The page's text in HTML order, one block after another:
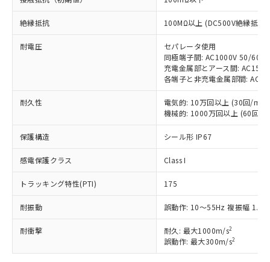
絶縁抵抗 100MΩ以上 (DC500V絶縁抵抗
耐電圧
セパレータ使用
同極端子間: AC1000V 50/
充電金属部とアース間:
各端子と非充電金属部間:
耐久性
電気的: 10万回以上 (30回/min)
機械的: 1000万回以上 (60回/
保護構造 シール形 IP67
感電保護クラス Class I
トラッキング特性(PTI) 175
耐振動 誤動作: 10～55Hz 複振幅
耐衝撃 耐久: 最大1000m/s2
誤動作: 最大300m/s2
本サービスは、当社制御機器事業取扱
商品の当社在庫状況および標準価格
当社制御機器事業取扱商品の中には、
本サービスの対象外となる商品もある
ことをご了承ください。
在庫状況および標準価格照会結果は、
記載している更新日時点での社内デー
タに基づき作成されるものであり、閲
覧された時点での実際の在庫および標
了承ください。
正式な納期状況および標準価格はお客
様のお取引先、またはお客様担当のオ
ムロン制御機器販売店・当社販売員に
オムロン制御機器販売店や当社販売拠
販売ネットワーク
」をご確認
ください。
調査・確認中：EU RoHS指令（10物質）の
非含有の対応状況を調査中または確認中の
非該当品：ライセンス料など無形物で、有
害物質有無と関係のない商品です。
仕入先様の事情により、非含有部品として
いたものが、含有品と判明した場合などや
むを得ず変更することがあります。
鉛(Pb) 1000ppm以下、 水銀(Hg) 1000ppm以下、 カド
ミウム(Cd) 100ppm以下、
六価クロム(Cr(Ⅵ)) 1000ppm以下、ポリ臭化ビフェニル
類(PBB) 1000ppm以下、ポリ臭化ジフェニルエーテル類
ルベンジル（BBP） 1000ppm以下、フタル酸ジブチル
（DBP） 1000ppm以下、フタル酸ジイソブチル
但し、RoHS指令で産業用監視および制御機器に対する
フタル酸エステル類の４物質については閾値を超える意
図的な使用がないことを確認しています。
※1 中国RoHS○×表
「○」：最大均質材料含有率が中国RoHSの
基準値以下であることを示します。
「×」：最大均質材料含有率が中国RoHSの
基準値を超えていることを示します。
*中国RoHS10物質の基準値 (GB/T26572)：
Pb(鉛) :1000ppm、 Hg(水銀) : 1000ppm、 Cd(カドミウ
Cr(Ⅵ)(六価クロム) : 1000ppm、 PBBs(ポリ臭化ビフェ
ニル類) : 1000ppm、 PBDEs(ポリ臭化ジフェニルエーテ
ル類) : 1000ppm、
DBP(フタル酸ジブチル) : 1000ppm、 DIBP(フタル酸ジ
イソブチル) : 1000ppm、 BBP(フタル酸ブチルベンジ
※2 環境保護使用期限
当社は、これら貴社製品のうち、外国
為替および外国貿易法に定める商品
（以下｢規制貨物等」という）を輸出
または国外への提供する場合は、日本
国政府の輸出許可(または役務取引許
可)を取得するなどの必要な手続きを
とります。
当社は規制貨物を破棄する場合は、完
全に破砕するなど、違法に輸出されな
いよう必要な手段を講じます。
当社は貴社製品を、核兵器、ミサイ
ル、化学兵器、生物兵器またはその他
武器並びにこれらの製造装置等に一切
使用いたしません。
一定数以上の在庫あり
一定数には満たないが在庫あり
在庫なし(最新の在庫状況につ
いては、お客様のお取引先、ま
たはお客様担当のオムロン制御